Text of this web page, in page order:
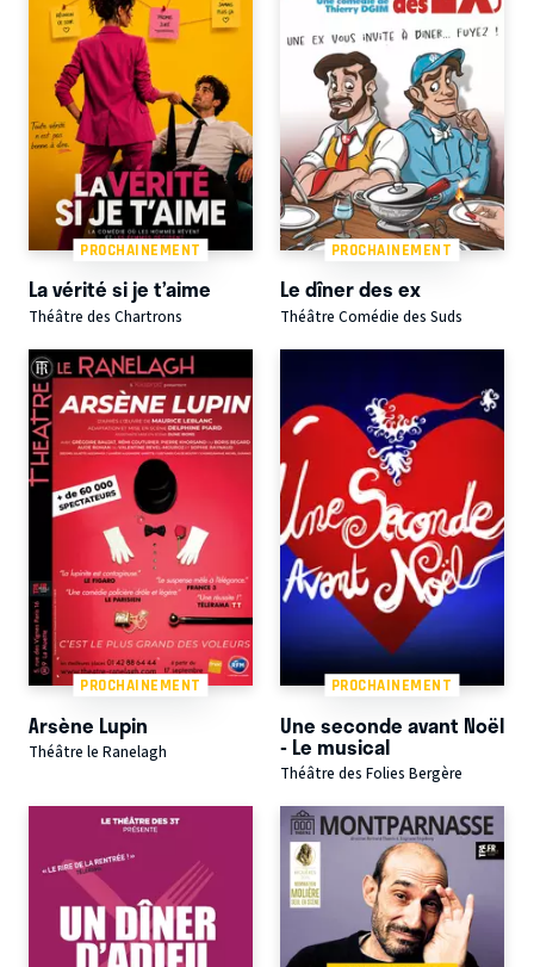
PROCHAINEMENT
La vérité si je t’aime
Théâtre des Chartrons
PROCHAINEMENT
Le dîner des ex
Théâtre Comédie des Suds
PROCHAINEMENT
Arsène Lupin
Théâtre le Ranelagh
PROCHAINEMENT
Une seconde avant Noël
- Le musical
Théâtre des Folies Bergère